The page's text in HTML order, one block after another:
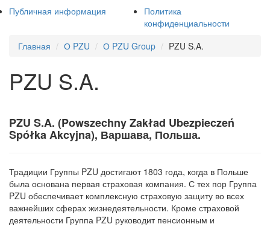
Публичная информация
Политика
конфиденциальности
Главная
О PZU О PZU Group PZU S.A.
PZU S.A.
PZU S.A. (Powszechny Zakład Ubezpieczeń
Spółka Akcyjna), Варшава, Польша.
Традиции Группы PZU достигают 1803 года, когда в Польше
была основана первая страховая компания. С тех пор Группа
PZU обеспечивает комплексную страховую защиту во всех
важнейших сферах жизнедеятельности. Кроме страховой
деятельности Группа PZU руководит пенсионным и